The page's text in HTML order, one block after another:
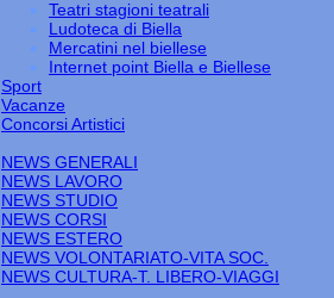
Teatri stagioni teatrali
Ludoteca di Biella
Mercatini nel biellese
Internet point Biella e Biellese
Sport
Vacanze
Concorsi Artistici
NEWS GENERALI
NEWS LAVORO
NEWS STUDIO
NEWS CORSI
NEWS ESTERO
NEWS VOLONTARIATO-VITA SOC.
NEWS CULTURA-T. LIBERO-VIAGGI